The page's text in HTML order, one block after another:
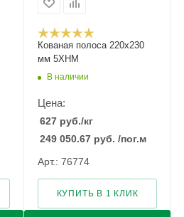
Кованая полоса 220x230
мм 5ХНМ
В наличии
Цена:
627 руб./кг
249 050.67 руб. /пог.м
Арт.: 76774
КУПИТЬ В 1 КЛИК